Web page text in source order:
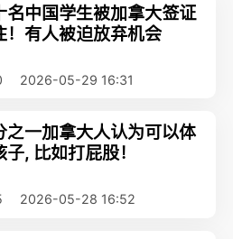
名中国学生被加拿大签证
！有人被迫放弃机会
2026-05-29 16:31
之一加拿大人认为可以体
子, 比如打屁股！
2026-05-28 16:52